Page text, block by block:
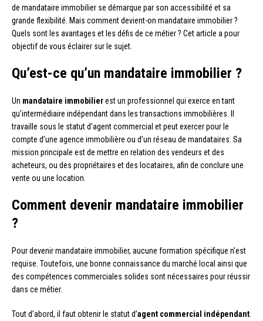
de mandataire immobilier se démarque par son accessibilité et sa
grande flexibilité. Mais comment devient-on mandataire immobilier ?
Quels sont les avantages et les défis de ce métier ? Cet article a pour
objectif de vous éclairer sur le sujet.
Qu’est-ce qu’un mandataire immobilier ?
Un mandataire immobilierest un professionnel qui exerce en tant
qu’intermédiaire indépendant dans les transactions immobilières. Il
travaille sous le statut d’agent commercial et peut exercer pour le
compte d’une agence immobilière ou d’un réseau de mandataires. Sa
mission principale est de mettre en relation des vendeurs et des
acheteurs, ou des propriétaires et des locataires, afin de conclure une
vente ou une location.
Comment devenir mandataire immobilier
?
Pour devenir mandataire immobilier, aucune formation spécifique n’est
requise. Toutefois, une bonne connaissance du marché local ainsi que
des compétences commerciales solides sont nécessaires pour réussir
dans ce métier.
Tout d’abord, il faut obtenir le statut d’agent commercial indépendant